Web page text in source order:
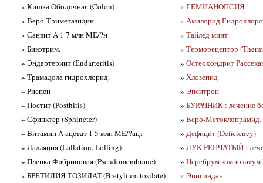
» Кишка Ободочная (Colon)
» Веро-Триметазидин.
» Санвит A 1 7 млн МЕ/?н
» Бикотрим.
» Эндартериит (Endarteritis)
» Трамадола гидрохлорид.
» Риспен
» Постит (Posthitis)
» Сфинктер (Sphincter)
» Витамин A ацетат 1 5 млн МЕ/?ацт
» Лалляция (Lallation, Lolling)
» Пленка Фибриновая (Pseudomembrane)
» БРЕТИЛИЯ ТОЗИЛАТ (Bretylium tosilate)
» ГЕМИАНОПСИЯ
» Амилорид
» Тайлед минт
» Терморецептор
» Остеохондрит
» Хлозепид
» Эпситрон
» БУРАЧНИК : лечение
» Веро-Метоклопрамид.
» Дефицит (Deficiency)
» ЛУК РЕПЧАТЫЙ :
» Церебрум
» Эписиндан